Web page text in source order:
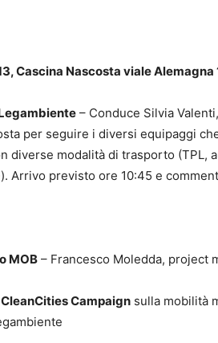
Cascina Nascosta viale Alemagna
– Conduce Silvia
per seguire i diversi equipaggi
diverse modalità di trasporto (TPL,
Arrivo previsto ore 10:45 e
MOB – Francesco Moledda, project
CleanCities Campaign sulla mobilità